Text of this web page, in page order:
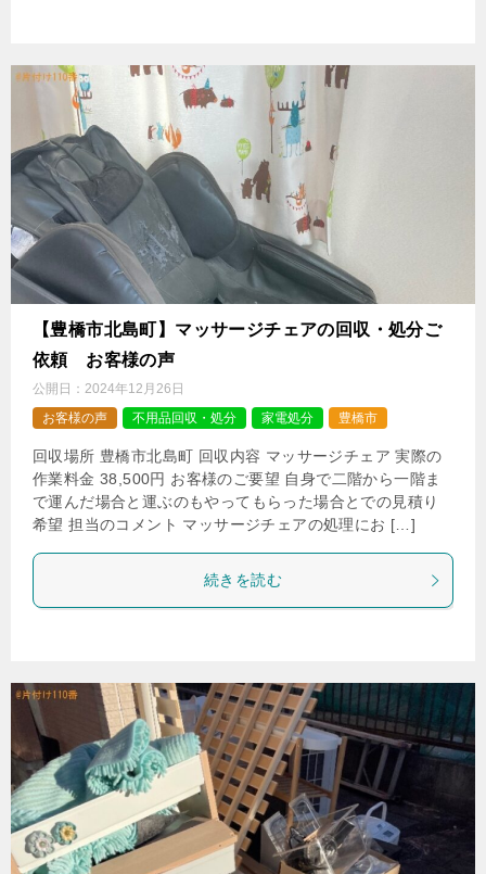
【豊橋市北島町】マッサージチェアの回収・処分ご
依頼 お客様の声
公開日： 2024年12月26日
お客様の声
不用品回収・処分 家電処分 豊橋市
回収場所 豊橋市北島町 回収内容 マッサージチェア 実際の
作業料金 38,500円 お客様のご要望 自身で二階から一階ま
で運んだ場合と運ぶのもやってもらった場合とでの見積り
希望 担当のコメント マッサージチェアの処理にお […]
続きを読む